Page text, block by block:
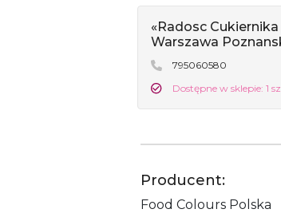
«Radosc Cukiernika
Warszawa
795060580
Dostępne w sklepie: 1
Producent:
Food Colours Polska